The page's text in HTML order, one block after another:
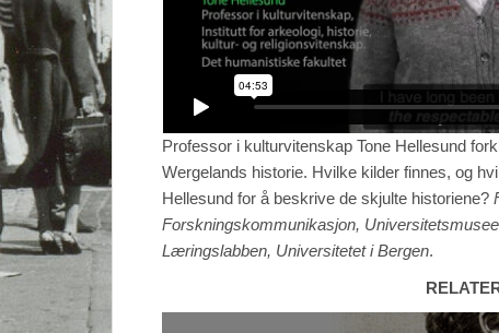
Professor i kulturvitenskap Tone Hellesund
Wergelands historie. Hvilke kilder finnes, og
Hellesund for å beskrive de skjulte historiene?
Forskningskommunikasjon,
Læringslabben, Universitetet i Bergen.